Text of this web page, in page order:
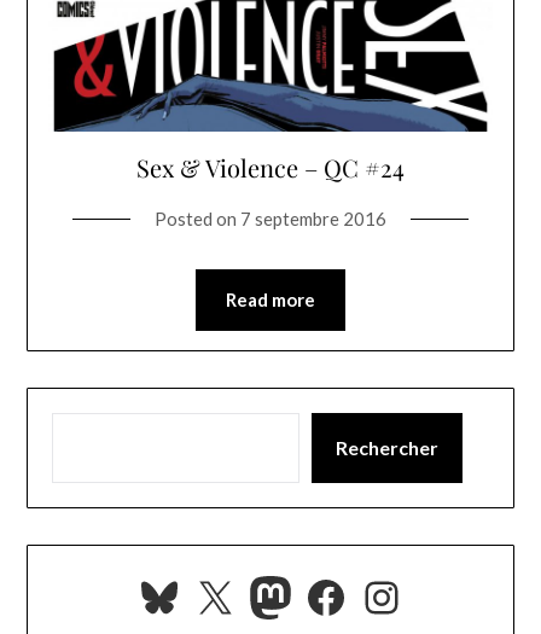
Sex & Violence – QC #24
Posted on 7 septembre 2016
Read more
Rechercher
Bluesky
X Mastodon
Facebook